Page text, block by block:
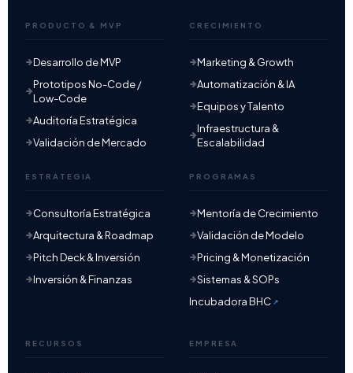
PRODUCTO & MVP
Desarrollo de MVP
Prototipos No-Code /
Low-Code
Auditoría Estratégica
Validación de Mercado
ESTRATEGIA
Consultoría Estratégica
Arquitectura & Roadmap
Pitch Deck & Inversión
Inversión & Finanzas
CRECIMIENTO
Marketing & Growth
Automatización & IA
Equipos y Talento
Infraestructura &
Escalabilidad
PROGRAMAS
Mentoría de Crecimiento
Validación de Modelo
Pricing & Monetización
Sistemas & SOPs
Incubadora BHC
RECURSOS EMPRESA